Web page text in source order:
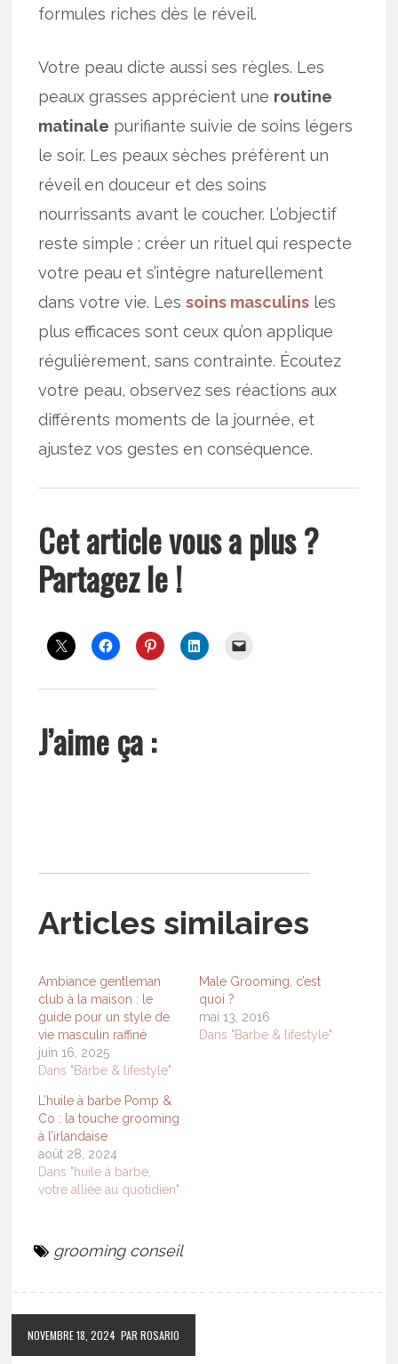
formules riches dès le réveil.
Votre peau dicte aussi ses règles. Les
peaux grasses apprécient une routine
matinale purifiante suivie de soins légers
le soir. Les peaux sèches préfèrent un
réveil en douceur et des soins
nourrissants avant le coucher. L’objectif
reste simple : créer un rituel qui respecte
votre peau et s’intègre naturellement
dans votre vie. Lessoins masculins les
plus efficaces sont ceux qu’on applique
régulièrement, sans contrainte. Écoutez
votre peau, observez ses réactions aux
différents moments de la journée, et
ajustez vos gestes en conséquence.
Cet article vous a plus ?
Partagez le !
J’aime ça :
Articles similaires
Ambiance gentleman
club à la maison : le
guide pour un style de
vie masculin raffiné
juin 16, 2025
Dans "Barbe & lifestyle"
Male Grooming, c’est
quoi ?
mai 13, 2016
Dans "Barbe & lifestyle"
L’huile à barbe Pomp &
Co : la touche grooming
à l’irlandaise
août 28, 2024
Dans "huile à barbe,
votre alliée au quotidien"
grooming conseil
NOVEMBRE 18, 2024 PAR ROSARIO